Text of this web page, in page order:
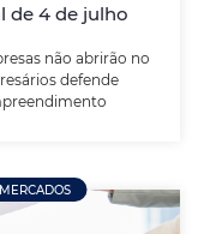
de 4 de julho
não abrirão no
defende